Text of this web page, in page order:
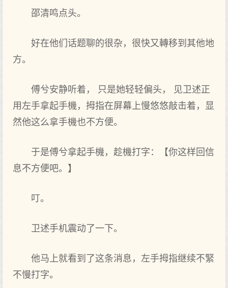
邵清鸣点头。
好在他们话题聊的很杂，很快又轉移到其他地
方。
傅兮安静听着， 只是她轻轻偏头， 见卫述正
用左手拿起手機，拇指在屏幕上慢悠悠敲击着，显
然他这么拿手機也不方便。
于是傅兮拿起手機，趁機打字：【你这样回信
息不方便吧。】
叮。
卫述手机震动了一下。
他马上就看到了这条消息，左手拇指继续不緊
不慢打字。